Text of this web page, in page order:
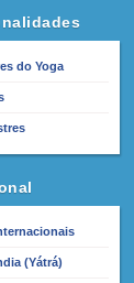
do Yoga
(Yátrá)